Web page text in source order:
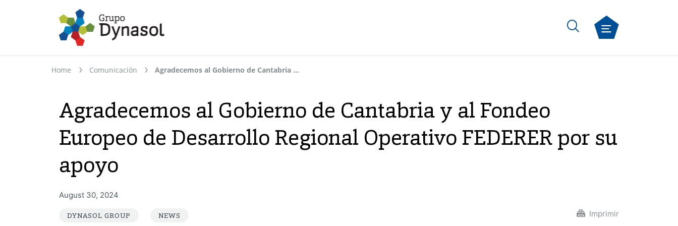
Home Comunicación Agradecemos al Gobierno de Cantabria y al Fondeo Europeo de Desarrollo Regional Operativo FEDERER por su apoyo
Agradecemos al Gobierno de Cantabria y al Fondeo
Europeo de Desarrollo Regional Operativo FEDERER por su
apoyo
DYNASOL GROUP NEWS
August 30, 2024
Imprimir